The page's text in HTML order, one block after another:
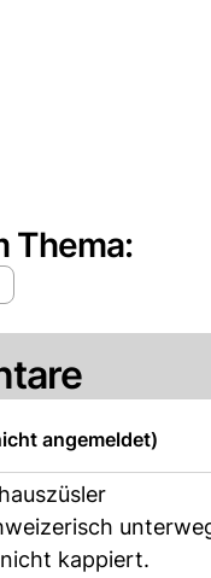
Thema:
angemeldet)
kappiert.